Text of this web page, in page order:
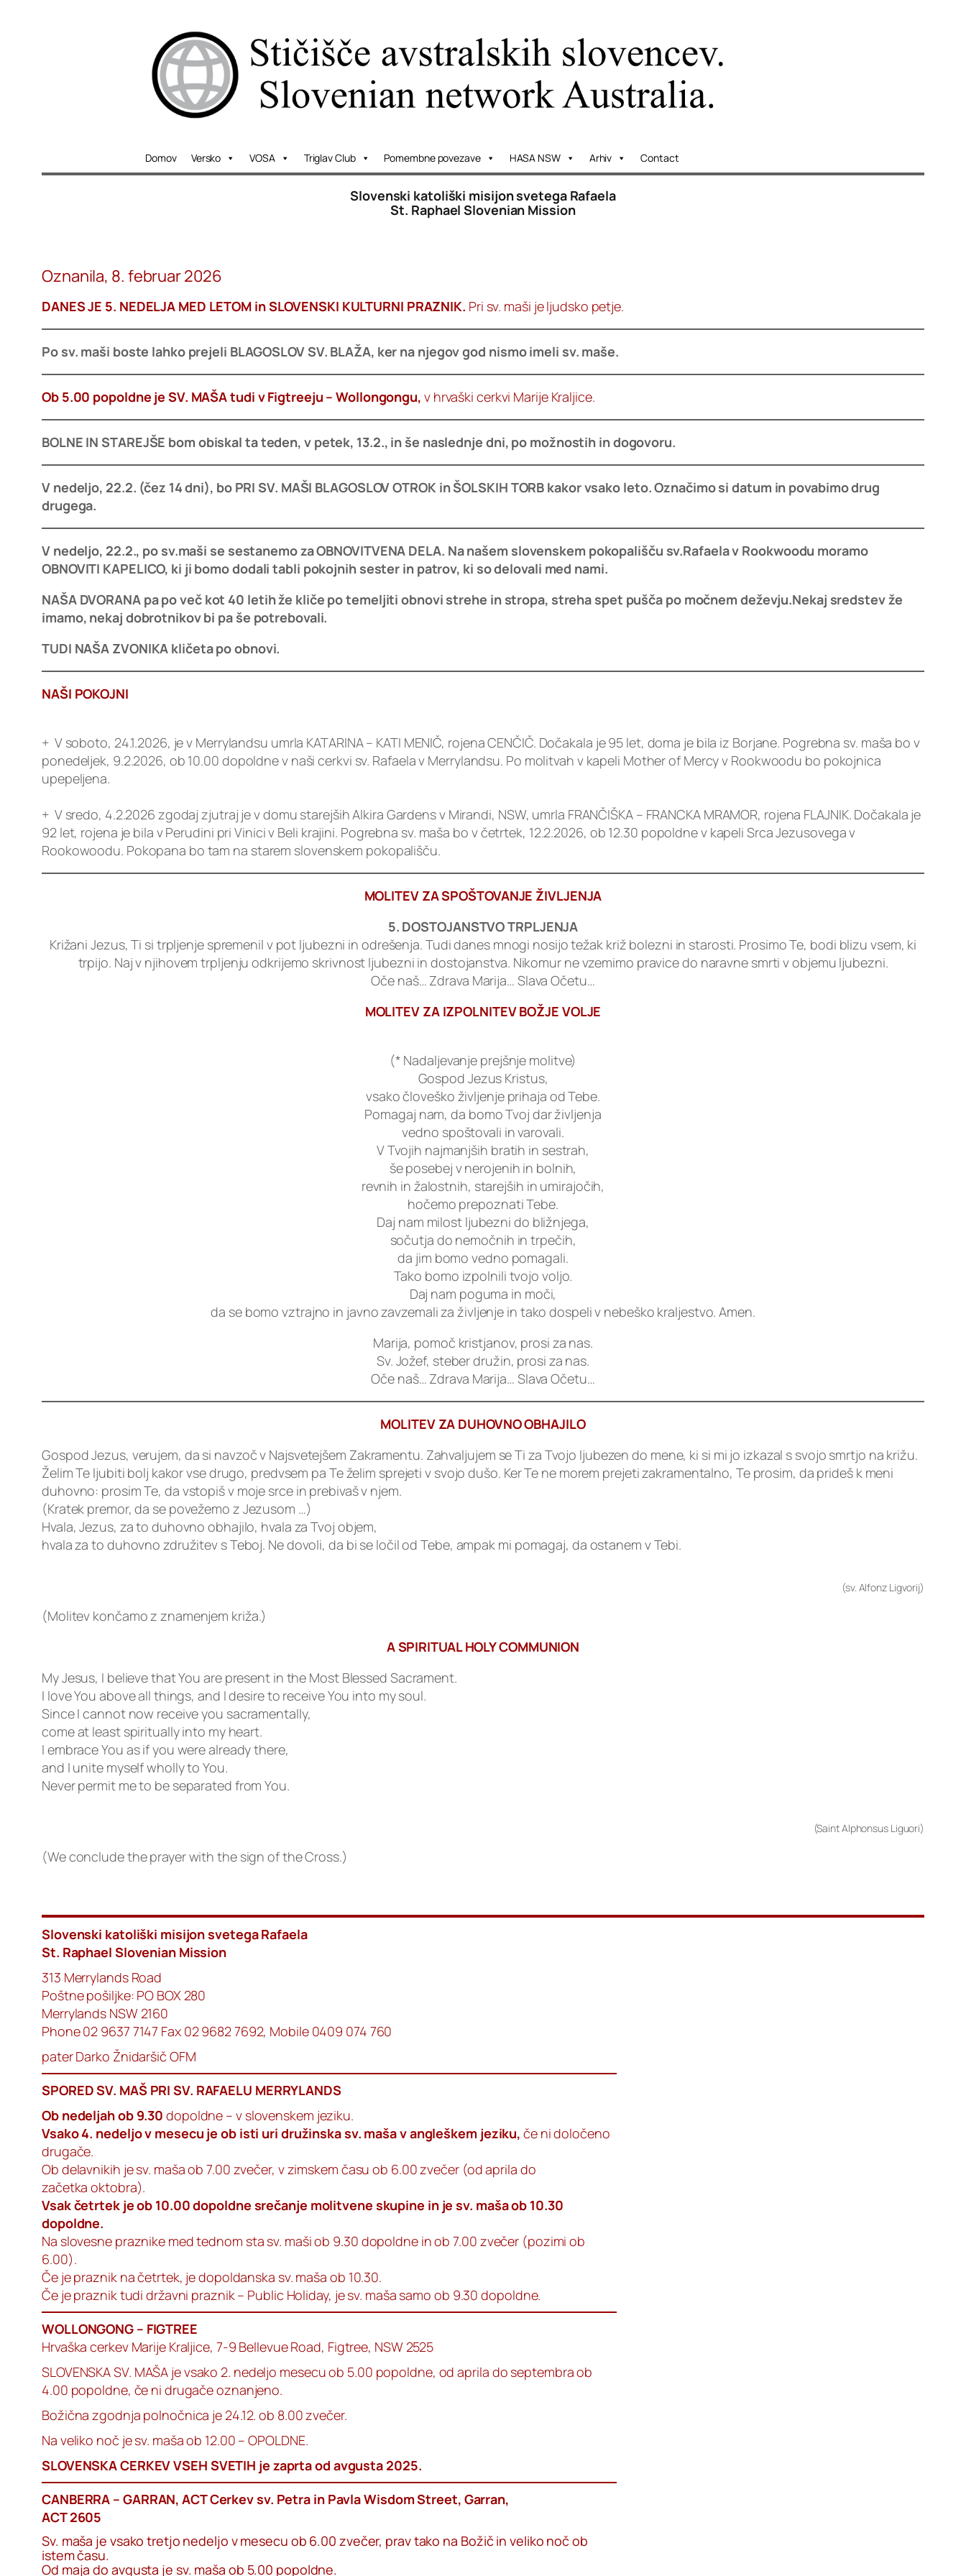
Domov Versko VOSA Triglav Club Pomembne povezave HASA NSW Arhiv Contact
Slovenski katoliški misijon svetega Rafaela
St. Raphael Slovenian Mission
Oznanila, 8. februar 2026
DANES JE 5. NEDELJA MED LETOM in SLOVENSKI KULTURNI PRAZNIK. Pri sv. maši je ljudsko petje.
Po sv. maši boste lahko prejeli BLAGOSLOV SV. BLAŽA, ker na njegov god nismo imeli sv. maše.
Ob 5.00 popoldne je SV. MAŠA tudi v Figtreeju – Wollongongu, v hrvaški cerkvi Marije Kraljice.
BOLNE IN STAREJŠE bom obiskal ta teden, v petek, 13.2., in še naslednje dni, po možnostih in dogovoru.
V nedeljo, 22.2. (čez 14 dni), bo PRI SV. MAŠI BLAGOSLOV OTROK in ŠOLSKIH TORB kakor vsako leto. Označimo si datum in povabimo drug
drugega.
V nedeljo, 22.2., po sv.maši se sestanemo za OBNOVITVENA DELA. Na našem slovenskem pokopališču sv.Rafaela v Rookwoodu moramo
OBNOVITI KAPELICO, ki ji bomo dodali tabli pokojnih sester in patrov, ki so delovali med nami.
NAŠA DVORANA pa po več kot 40 letih že kliče po temeljiti obnovi strehe in stropa, streha spet pušča po močnem deževju.Nekaj sredstev že
imamo, nekaj dobrotnikov bi pa še potrebovali.
TUDI NAŠA ZVONIKA kličeta po obnovi.
NAŠI POKOJNI
+ V soboto, 24.1.2026, je v Merrylandsu umrla KATARINA – KATI MENIČ, rojena CENČIČ. Dočakala je 95 let, doma je bila iz Borjane. Pogrebna sv. maša bo v
ponedeljek, 9.2.2026, ob 10.00 dopoldne v naši cerkvi sv. Rafaela v Merrylandsu. Po molitvah v kapeli Mother of Mercy v Rookwoodu bo pokojnica
upepeljena.
+ V sredo, 4.2.2026 zgodaj zjutraj je v domu starejših Alkira Gardens v Mirandi, NSW, umrla FRANČIŠKA – FRANCKA MRAMOR, rojena FLAJNIK. Dočakala je
92 let, rojena je bila v Perudini pri Vinici v Beli krajini. Pogrebna sv. maša bo v četrtek, 12.2.2026, ob 12.30 popoldne v kapeli Srca Jezusovega v
Rookowoodu. Pokopana bo tam na starem slovenskem pokopališču.
MOLITEV ZA SPOŠTOVANJE ŽIVLJENJA
5. DOSTOJANSTVO TRPLJENJA
Križani Jezus, Ti si trpljenje spremenil v pot ljubezni in odrešenja. Tudi danes mnogi nosijo težak križ bolezni in starosti. Prosimo Te, bodi blizu vsem, ki
trpijo. Naj v njihovem trpljenju odkrijemo skrivnost ljubezni in dostojanstva. Nikomur ne vzemimo pravice do naravne smrti v objemu ljubezni.
Oče naš… Zdrava Marija… Slava Očetu…
MOLITEV ZA IZPOLNITEV BOŽJE VOLJE
(* Nadaljevanje prejšnje molitve)
Gospod Jezus Kristus,
vsako človeško življenje prihaja od Tebe.
Pomagaj nam, da bomo Tvoj dar življenja
vedno spoštovali in varovali.
V Tvojih najmanjših bratih in sestrah,
še posebej v nerojenih in bolnih,
revnih in žalostnih, starejših in umirajočih,
hočemo prepoznati Tebe.
Daj nam milost ljubezni do bližnjega,
sočutja do nemočnih in trpečih,
da jim bomo vedno pomagali.
Tako bomo izpolnili tvojo voljo.
Daj nam poguma in moči,
da se bomo vztrajno in javno zavzemali za življenje in tako dospeli v nebeško kraljestvo. Amen.
Marija, pomoč kristjanov, prosi za nas.
Sv. Jožef, steber družin, prosi za nas.
Oče naš… Zdrava Marija… Slava Očetu…
MOLITEV ZA DUHOVNO OBHAJILO
Gospod Jezus, verujem, da si navzoč v Najsvetejšem Zakramentu. Zahvaljujem se Ti za Tvojo ljubezen do mene, ki si mi jo izkazal s svojo smrtjo na križu.
Želim Te ljubiti bolj kakor vse drugo, predvsem pa Te želim sprejeti v svojo dušo. Ker Te ne morem prejeti zakramentalno, Te prosim, da prideš k meni
duhovno: prosim Te, da vstopiš v moje srce in prebivaš v njem.
(Kratek premor, da se povežemo z Jezusom …)
Hvala, Jezus, za to duhovno obhajilo, hvala za Tvoj objem,
hvala za to duhovno združitev s Teboj. Ne dovoli, da bi se ločil od Tebe, ampak mi pomagaj, da ostanem v Tebi.
(sv. Alfonz Ligvorij)
(Molitev končamo z znamenjem križa.)
A SPIRITUAL HOLY COMMUNION
My Jesus, I believe that You are present in the Most Blessed Sacrament.
I love You above all things, and I desire to receive You into my soul.
Since I cannot now receive you sacramentally,
come at least spiritually into my heart.
I embrace You as if you were already there,
and I unite myself wholly to You.
Never permit me to be separated from You.
(Saint Alphonsus Liguori)
(We conclude the prayer with the sign of the Cross.)
Slovenski katoliški misijon svetega Rafaela
St. Raphael Slovenian Mission
313 Merrylands Road
Poštne pošiljke: PO BOX 280
Merrylands NSW 2160
Phone 02 9637 7147 Fax 02 9682 7692, Mobile 0409 074 760
pater Darko Žnidaršič OFM
SPORED SV. MAŠ PRI SV. RAFAELU MERRYLANDS
Ob nedeljah ob 9.30 dopoldne – v slovenskem jeziku.
Vsako 4. nedeljo v mesecu je ob isti uri družinska sv. maša v angleškem jeziku, če ni določeno
drugače.
Ob delavnikih je sv. maša ob 7.00 zvečer, v zimskem času ob 6.00 zvečer (od aprila do
začetka oktobra).
Vsak četrtek je ob 10.00 dopoldne srečanje molitvene skupine in je sv. maša ob 10.30
dopoldne.
Na slovesne praznike med tednom sta sv. maši ob 9.30 dopoldne in ob 7.00 zvečer (pozimi ob
6.00).
Če je praznik na četrtek, je dopoldanska sv. maša ob 10.30.
Če je praznik tudi državni praznik – Public Holiday, je sv. maša samo ob 9.30 dopoldne.
WOLLONGONG – FIGTREE
Hrvaška cerkev Marije Kraljice, 7-9 Bellevue Road, Figtree, NSW 2525
SLOVENSKA SV. MAŠA je vsako 2. nedeljo mesecu ob 5.00 popoldne, od aprila do septembra ob
4.00 popoldne, če ni drugače oznanjeno.
Božična zgodnja polnočnica je 24.12. ob 8.00 zvečer.
Na veliko noč je sv. maša ob 12.00 – OPOLDNE.
SLOVENSKA CERKEV VSEH SVETIH je zaprta od avgusta 2025.
CANBERRA – GARRAN, ACT Cerkev sv. Petra in Pavla Wisdom Street, Garran,
ACT 2605
Sv. maša je vsako tretjo nedeljo v mesecu ob 6.00 zvečer, prav tako na Božič in veliko noč ob
istem času.
Od maja do avgusta je sv. maša ob 5.00 popoldne.